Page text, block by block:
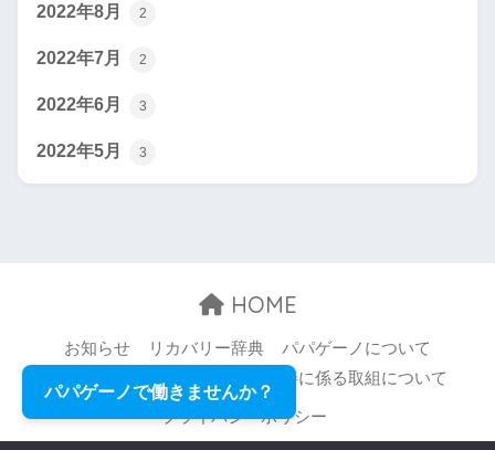
2022年8月 2
2022年7月 2
2022年6月 3
2022年5月 3
HOME
お知らせ リカバリー辞典
パパゲーノについて
職場環境等の改善に係る取組について
プライバシーポリシー
パパゲーノで働きませんか？